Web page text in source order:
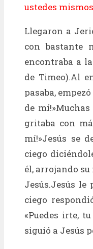
ustedes
Llegaron a
con bastante
encontraba a
de Timeo).Al
pasaba,
de
gritaba con
mí!»Jesús se
ciego
él, arrojando su
Jesús.Jesús le
ciego
«Puedes irte,
siguió a Jesús